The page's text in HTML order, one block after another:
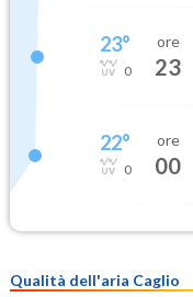
23°
0
ore
23
22°
0
ore
00
Qualità dell'aria Caglio